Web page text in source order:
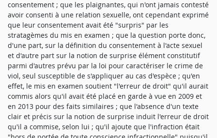
consentement ; que les plaignantes, qui n'ont jamais contesté
avoir consenti à une relation sexuelle, ont cependant exprimé
que leur consentement avait été "surpris" par les
stratagèmes du mis en examen ; que la question porte donc,
d'une part, sur la définition du consentement à l'acte sexuel
et d'autre part sur la notion de surprise élément constitutif
parmi d'autres prévu par la loi pour caractériser le crime de
viol, seul susceptible de s'appliquer au cas d'espèce ; qu'en
effet, le mis en examen soutient "l'erreur de droit" qu'il aurait
commis alors qu'il avait été placé en garde à vue en 2009 et
en 2013 pour des faits similaires ; que l'absence d'un texte
clair et précis sur la notion de surprise induit l'erreur de droit
qu'il a commise, selon lui ; qu'il ajoute que l'infraction était